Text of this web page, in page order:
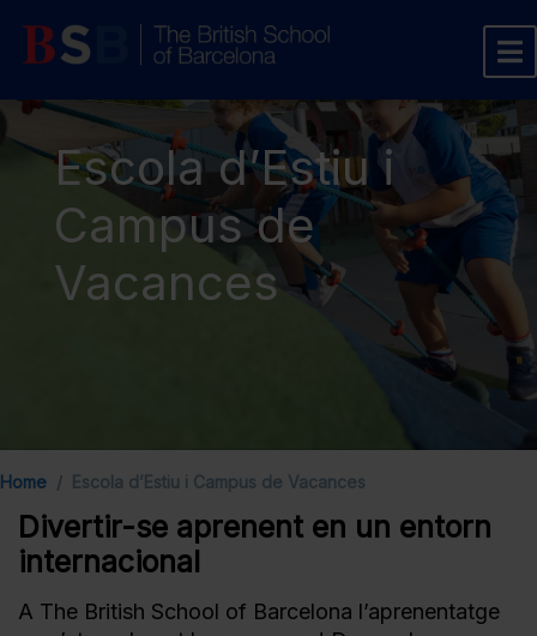
Escola d’Estiu i
Campus de
Vacances
Home Escola d’Estiu i Campus de Vacances
Divertir-se aprenent en un entorn
internacional
A The British School of Barcelona l’aprenentatge